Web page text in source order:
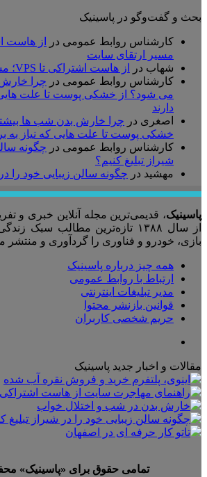
بحث و گفت‌وگو در پاسینیک
کارشناس روابط عمومی در
مسیر ارتقای سایت
شهاب در
از هاست اشتراکی تا VPS؛ مسیر ارتقای سایت
کارشناس روابط عمومی در چرا
می شود؟ از خشکی پوست تا علت هایی
دارند
اصغری در چرا خارش بدن شب ها
خشکی پوست تا علت هایی که نیاز به
کارشناس روابط عمومی در چگونه
شیراز تبلیغ کنیم؟
مهشید در چگونه سالن زیبایی خود را
پاسینیک، قدیمی‌ترین مجله آنلاین خبری و
از سال ۱۳۸۸ تازه‌ترین مطالب
بازی، خودرو و فناوری را گردآوری و منتشر
همه چیز درباره پاسینیک
ارتباط با روابط عمومی
مدیر تبلیغات اینترنتی
قوانین بازنشر محتوا
حریم شخصی کاربران
مقالات و اخبار جدید پاسینیک
تمامی حقوق برای «پاسینیک»